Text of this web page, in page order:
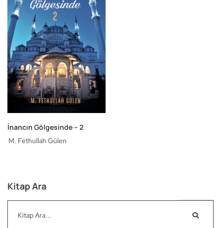
Kitap Ara
İnancın Gölgesinde – 2
M. Fethullah Gülen